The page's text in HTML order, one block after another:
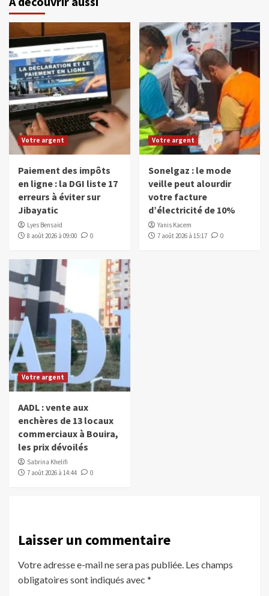
Votre argent
Paiement des impôts
en ligne : la DGI liste 17
erreurs à éviter sur
Jibayatic
Lyes Bensaïd
8 août 2026 à 09:00
0
Votre argent
Sonelgaz : le mode
veille peut alourdir
votre facture
d’électricité de 10%
Yanis Kacem
7 août 2026 à 15:17
0
Votre argent
AADL : vente aux
enchères de 13 locaux
commerciaux à Bouira,
les prix dévoilés
Sabrina Khelifi
7 août 2026 à 14:44
0
Laisser un commentaire
Votre adresse e-mail ne sera pas publiée. Les champs
obligatoires sont indiqués avec *